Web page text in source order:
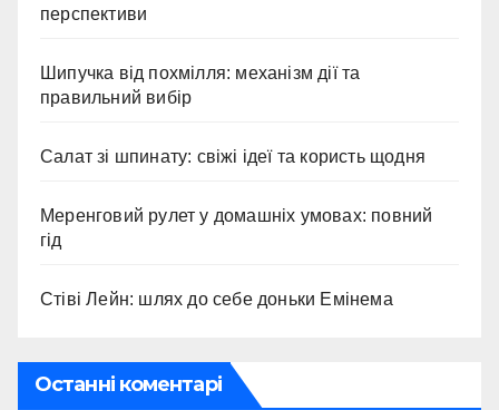
перспективи
Шипучка від похмілля: механізм дії та
правильний вибір
Салат зі шпинату: свіжі ідеї та користь щодня
Меренговий рулет у домашніх умовах: повний
гід
Стіві Лейн: шлях до себе доньки Емінема
Останні коментарі